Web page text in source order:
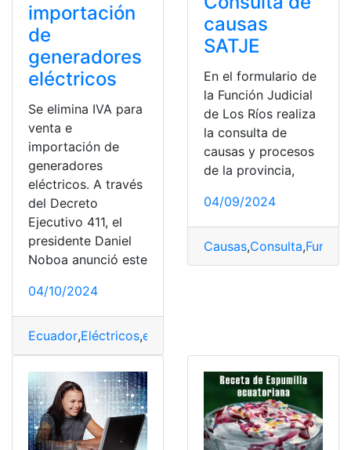
importación
de
generadores
eléctricos
Se elimina IVA para
venta e
importación de
generadores
eléctricos. A través
del Decreto
Ejecutivo 411, el
presidente Daniel
Noboa anunció este
04/10/2024
Ecuador,Eléctricos,elimina
causas
SATJE
En el formulario de
la Función Judicial
de Los Ríos realiza
la consulta de
causas y procesos
de la provincia,
04/09/2024
Causas,Consulta,Función